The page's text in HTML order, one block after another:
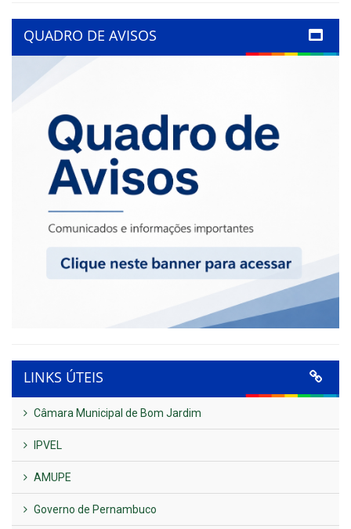
QUADRO DE AVISOS
LINKS ÚTEIS
Câmara Municipal de Bom Jardim
IPVEL
AMUPE
Governo de Pernambuco